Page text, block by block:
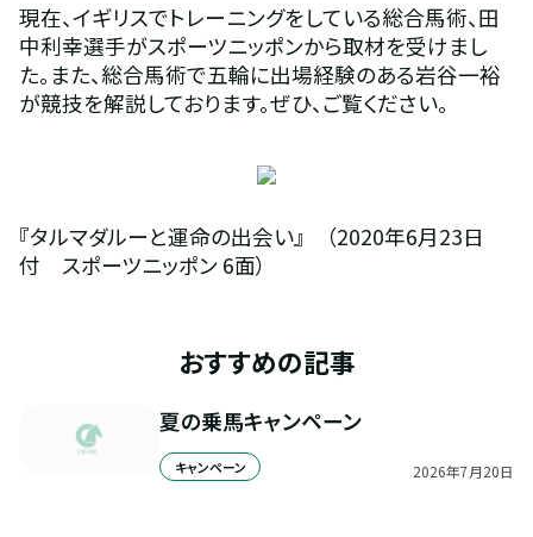
現在、イギリスでトレーニングをしている総合馬術、田
中利幸選手がスポーツニッポンから取材を受けまし
た。また、総合馬術で五輪に出場経験のある岩谷一裕
が競技を解説しております。ぜひ、ご覧ください。
『タルマダルーと運命の出会い』　（2020年6月23日
付　スポーツニッポン 6面）
おすすめの記事
夏の乗馬キャンペーン
キャンペーン 2026年7月20日